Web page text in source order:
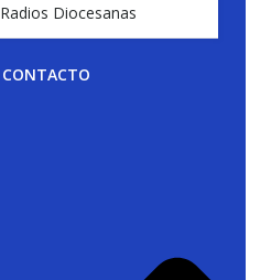
Radios Diocesanas
CONTACTO